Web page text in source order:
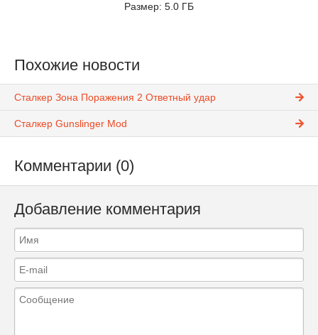
Размер: 5.0 ГБ
Похожие новости
Сталкер Зона Поражения 2 Ответный удар
Сталкер Gunslinger Mod
Комментарии (0)
Добавление комментария